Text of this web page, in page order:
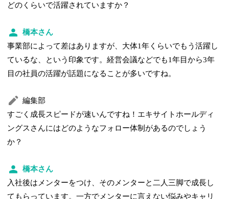
どのくらいで活躍されていますか？
橋本さん
事業部によって差はありますが、大体1年くらいでもう活躍し
ているな、という印象です。経営会議などでも1年目から3年
目の社員の活躍が話題になることが多いですね。
編集部
すごく成長スピードが速いんですね！エキサイトホールディ
ングスさんにはどのようなフォロー体制があるのでしょう
か？
橋本さん
入社後はメンターをつけ、そのメンターと二人三脚で成長し
てもらっています。一方でメンターに言えない悩みやキャリ